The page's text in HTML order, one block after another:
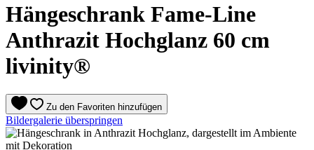
Hängeschrank Fame-Line
Anthrazit Hochglanz 60 cm
livinity®
Zu den Favoriten hinzufügen
Bildergalerie überspringen